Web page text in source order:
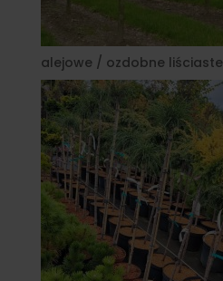
alejowe / ozdobne liściaste